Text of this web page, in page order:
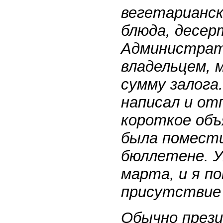
блюда,
владельцем,
сумму
написал и
короткое
была
бюллетене.
марта, и я
присутствие
Обычно